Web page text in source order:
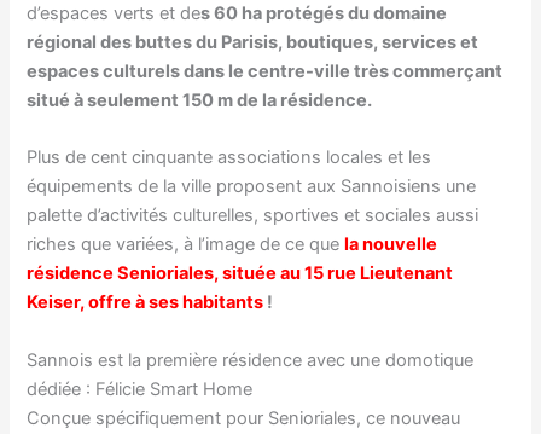
d’espaces verts et des 60 ha protégés du domaine
régional des buttes du Parisis, boutiques, services et
espaces culturels dans le centre-ville très commerçant
situé à seulement 150 m de la résidence.
Plus de cent cinquante associations locales et les
équipements de la ville proposent aux Sannoisiens une
palette d’activités culturelles, sportives et sociales aussi
riches que variées, à l’image de ce quela nouvelle
résidence Senioriales, située au 15 rue Lieutenant
Keiser, offre à ses habitants !
Sannois est la première résidence avec une domotique
dédiée : Félicie Smart Home
Conçue spécifiquement pour Senioriales, ce nouveau